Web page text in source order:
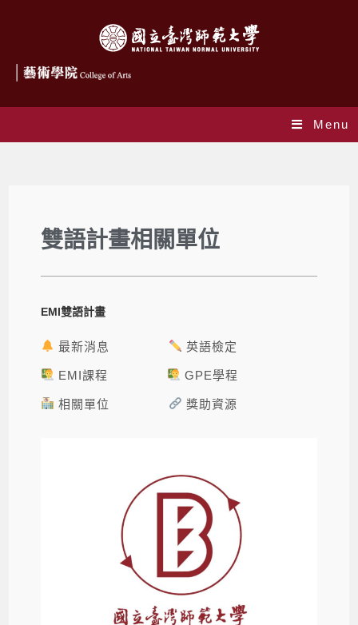
Menu
雙語計畫相關單位
EMI雙語計畫
最新消息 英語檢定
EMI課程 GPE學程
相關單位 獎助資源